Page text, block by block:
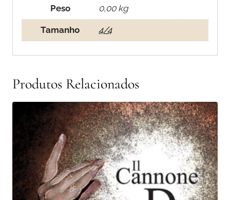
Peso 0,00 kg
Tamanho 4/4
Produtos Relacionados